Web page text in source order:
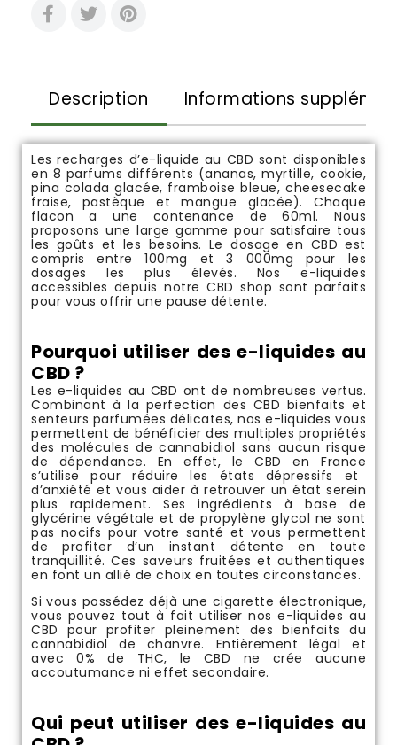
Description Informations
Les recharges d’e-liquide au CBD sont disponibles
en 8 parfums différents (ananas, myrtille, cookie,
pina colada glacée, framboise bleue, cheesecake
fraise, pastèque et mangue glacée). Chaque
flacon a une contenance de 60ml. Nous
proposons une large gamme pour satisfaire tous
les goûts et les besoins. Le dosage en CBD est
compris entre 100mg et 3 000mg pour les
dosages les plus élevés. Nos e-liquides
accessibles depuis notreCBD shop sont parfaits
pour vous offrir une pause détente.
Pourquoi utiliser des e-liquides au
CBD ?
Les e-liquides au CBD ont de nombreuses vertus.
Combinant à la perfection des CBD bienfaits et
senteurs parfumées délicates, nos e-liquides vous
permettent de bénéficier des multiples propriétés
des molécules de cannabidiol sans aucun risque
de dépendance. En effet, le CBD en France
s’utilise pour réduire les états dépressifs et
d’anxiété et vous aider à retrouver un état serein
plus rapidement. Ses ingrédients à base de
glycérine végétale et de propylène glycol ne sont
pas nocifs pour votre santé et vous permettent
de profiter d’un instant détente en toute
tranquillité. Ces saveurs fruitées et authentiques
en font un allié de choix en toutes circonstances.
Si vous possédez déjà une cigarette électronique,
vous pouvez tout à fait utiliser nos e-liquides au
CBD pour profiter pleinement des bienfaits du
cannabidiol de chanvre. Entièrement légal et
avec 0% de THC, le CBD ne crée aucune
accoutumance ni effet secondaire.
Qui peut utiliser des e-liquides au